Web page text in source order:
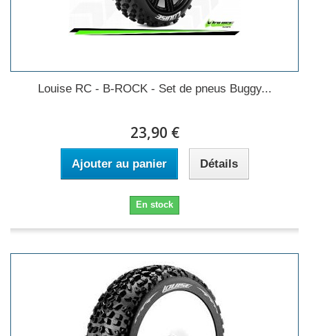
Louise RC - B-ROCK - Set de pneus Buggy...
23,90 €
Ajouter au panier Détails
En stock